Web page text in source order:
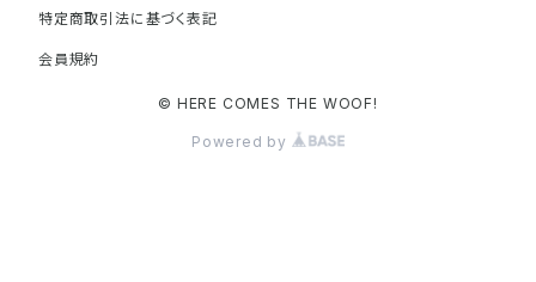
特定商取引法に基づく表記
会員規約
© HERE COMES THE WOOF!
Powered by